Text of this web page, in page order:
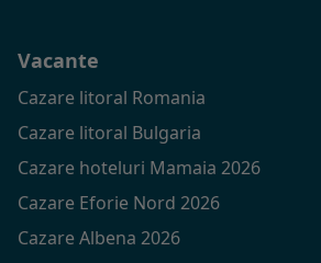
Vacante
Cazare litoral Romania
Cazare litoral Bulgaria
Cazare hoteluri Mamaia 2026
Cazare Eforie Nord 2026
Cazare Albena 2026